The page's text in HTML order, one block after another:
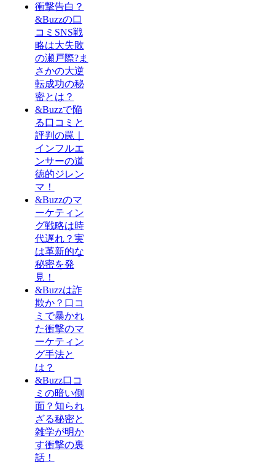
衝撃告白？
&Buzzの口
コミSNS戦
略は大失敗
の瀬戸際?ま
さかの大逆
転成功の秘
密とは？
&Buzzで陥
る口コミと
評判の罠｜
インフルエ
ンサーの道
徳的ジレン
マ！
&Buzzのマ
ーケティン
グ戦略は時
代遅れ？実
は革新的な
秘密を発
見！
&Buzzは詐
欺か？口コ
ミで暴かれ
た衝撃のマ
ーケティン
グ手法と
は？
&Buzz口コ
ミの暗い側
面？知られ
ざる秘密と
雑学が明か
す衝撃の裏
話！